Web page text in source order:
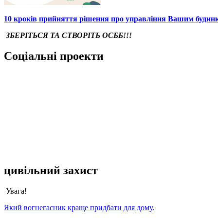
10 кроків прийняття рішення про управління Вашим
ЗБЕРІТЬСЯ ТА СТВОРІТЬ ОСББ!!!
Соціальні проекти
цивільний захист
Увага!
Який вогнегасник краще придбати для дому.